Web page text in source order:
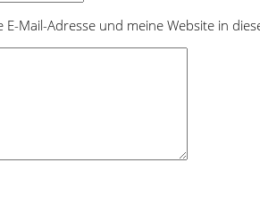
E-Mail-Adresse und meine Website in